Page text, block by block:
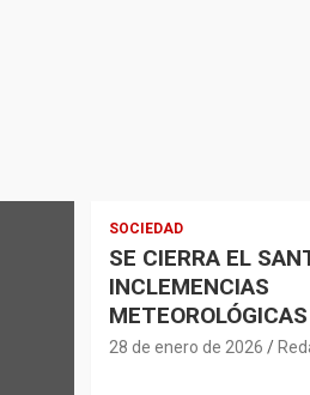
SOCIEDAD
SE CIERRA EL
INCLEMENCIAS
METEOROLÓGICAS
28 de enero de 2026